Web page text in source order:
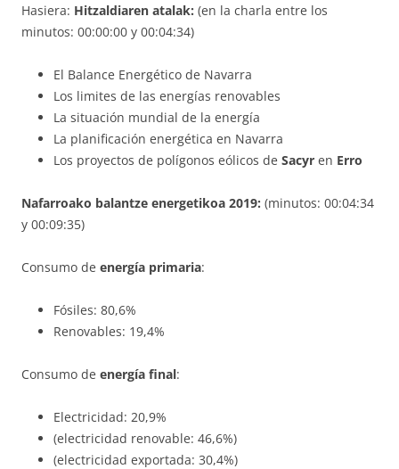
Hasiera: Hitzaldiaren atalak: (en la charla entre los
minutos: 00:00:00 y 00:04:34)
El Balance Energético de Navarra
Los limites de las energías renovables
La situación mundial de la energía
La planificación energética en Navarra
Los proyectos de polígonos eólicos de Sacyr en Erro
Nafarroako balantze energetikoa 2019: (minutos: 00:04:34
y 00:09:35)
Consumo de energía primaria:
Fósiles: 80,6%
Renovables: 19,4%
Consumo de energía final:
Electricidad: 20,9%
(electricidad renovable: 46,6%)
(electricidad exportada: 30,4%)